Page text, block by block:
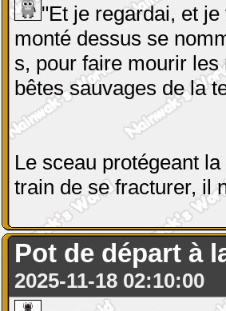
"Et je regardai, et
monté dessus se
s, pour faire mourir les
bêtes sauvages de la
Le sceau protégeant
train de se fracturer, il
Pot de départ à
2025-11-18 02:10:00